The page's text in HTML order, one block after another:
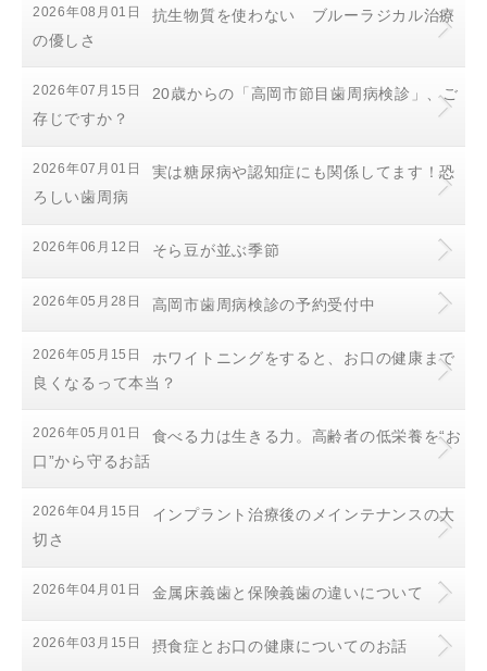
2026年08月01日
抗生物質を使わない ブルーラジカル治療
の優しさ
2026年07月15日
20歳からの「高岡市節目歯周病検診」、ご
存じですか？
2026年07月01日
実は糖尿病や認知症にも関係してます！恐
ろしい歯周病
2026年06月12日 そら豆が並ぶ季節
2026年05月28日 高岡市歯周病検診の予約受付中
2026年05月15日
ホワイトニングをすると、お口の健康まで
良くなるって本当？
2026年05月01日
食べる力は生きる力。高齢者の低栄養を“お
口”から守るお話
2026年04月15日
インプラント治療後のメインテナンスの大
切さ
2026年04月01日 金属床義歯と保険義歯の違いについて
2026年03月15日 摂食症とお口の健康についてのお話